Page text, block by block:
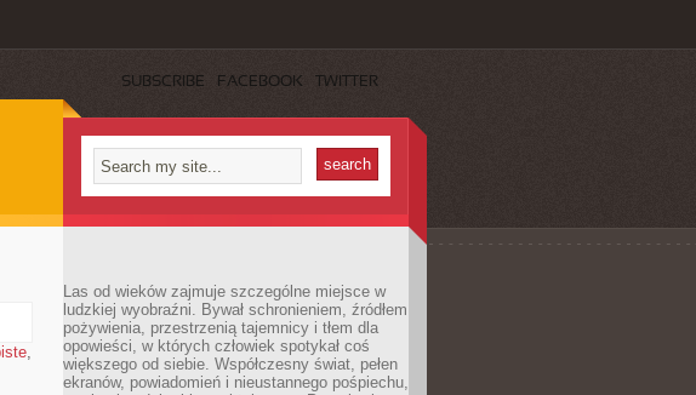
SUBSCRIBE FACEBOOK TWITTER
,
Las od wieków zajmuje szczególne miejsce w
ludzkiej wyobraźni. Bywał schronieniem, źródłem
pożywienia, przestrzenią tajemnicy i tłem dla
opowieści, w których człowiek spotykał coś
większego od siebie. Współczesny świat, pełen
ekranów, powiadomień i nieustannego pośpiechu,